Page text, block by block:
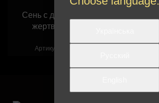
Сень с деревянным
жертвенником
Артикул: